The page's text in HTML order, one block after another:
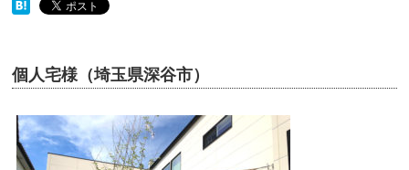
個人宅様（埼玉県深谷市）